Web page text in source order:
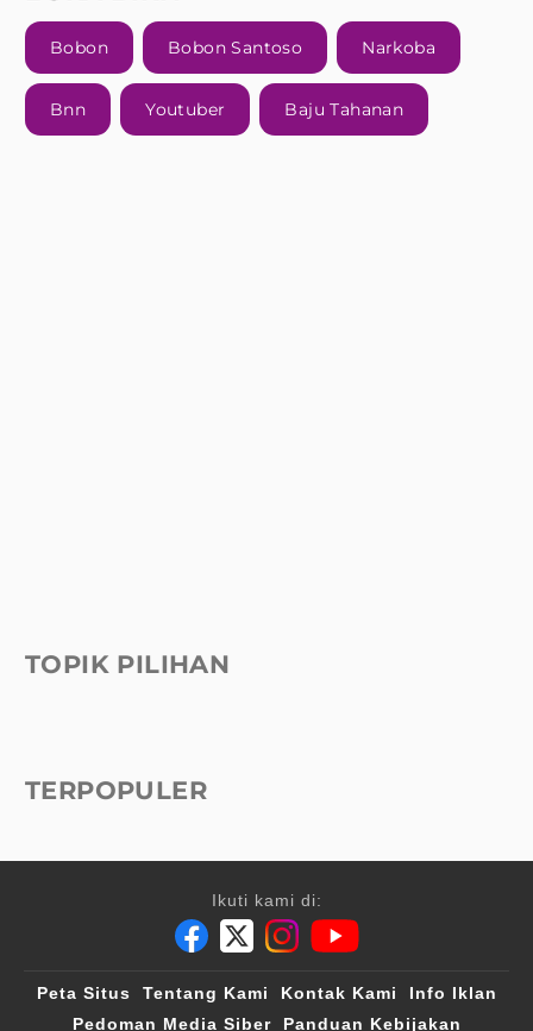
Bobon Bobon Santoso Narkoba
Bnn Youtuber Baju Tahanan
TOPIK PILIHAN
TERPOPULER
Ikuti kami di:
Peta Situs Tentang Kami Kontak Kami
Info Iklan
Pedoman Media Siber
Panduan Kebijakan